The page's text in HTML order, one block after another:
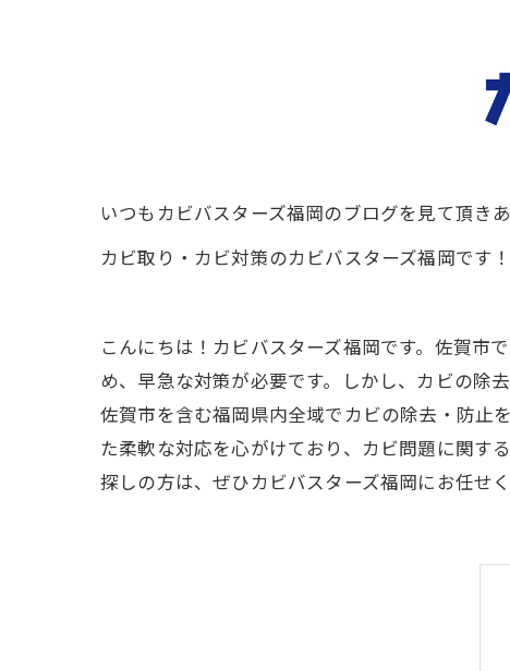
いつもカビバスターズ福岡のブログを見て頂き
カビ取り・カビ対策のカビバスターズ福岡です！
こんにちは！カビバスターズ福岡です。佐賀市
め、早急な対策が必要です。しかし、カビの除
佐賀市を含む福岡県内全域でカビの除去・防止
た柔軟な対応を心がけており、カビ問題に関す
探しの方は、ぜひカビバスターズ福岡にお任せく